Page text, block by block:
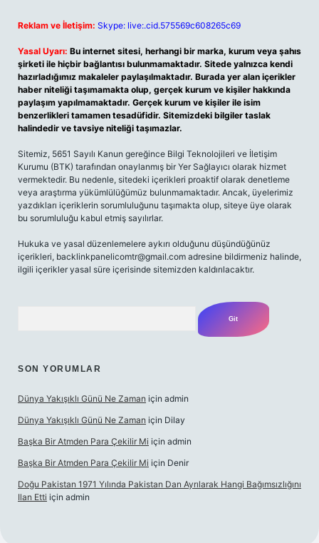
Reklam ve İletişim: Skype: live:.cid.575569c608265c69
Yasal Uyarı: Bu internet sitesi, herhangi bir marka, kurum veya şahıs
şirketi ile hiçbir bağlantısı bulunmamaktadır. Sitede yalnızca kendi
hazırladığımız makaleler paylaşılmaktadır. Burada yer alan içerikler
haber niteliği taşımamakta olup, gerçek kurum ve kişiler hakkında
paylaşım yapılmamaktadır. Gerçek kurum ve kişiler ile isim
benzerlikleri tamamen tesadüfidir. Sitemizdeki bilgiler taslak
halindedir ve tavsiye niteliği taşımazlar.
Sitemiz, 5651 Sayılı Kanun gereğince Bilgi Teknolojileri ve İletişim
Kurumu (BTK) tarafından onaylanmış bir Yer Sağlayıcı olarak hizmet
vermektedir. Bu nedenle, sitedeki içerikleri proaktif olarak denetleme
veya araştırma yükümlülüğümüz bulunmamaktadır. Ancak, üyelerimiz
yazdıkları içeriklerin sorumluluğunu taşımakta olup, siteye üye olarak
bu sorumluluğu kabul etmiş sayılırlar.
Hukuka ve yasal düzenlemelere aykırı olduğunu düşündüğünüz
içerikleri, backlinkpanelicomtr@gmail.com adresine bildirmeniz halinde,
ilgili içerikler yasal süre içerisinde sitemizden kaldırılacaktır.
SON YORUMLAR
Dünya Yakışıklı Günü Ne Zaman için admin
Dünya Yakışıklı Günü Ne Zaman için Dilay
Başka Bir Atmden Para Çekilir Mi için admin
Başka Bir Atmden Para Çekilir Mi için Denir
Doğu Pakistan 1971 Yılında Pakistan Dan Ayrılarak Hangi Bağımsızlığını
Ilan Etti için admin